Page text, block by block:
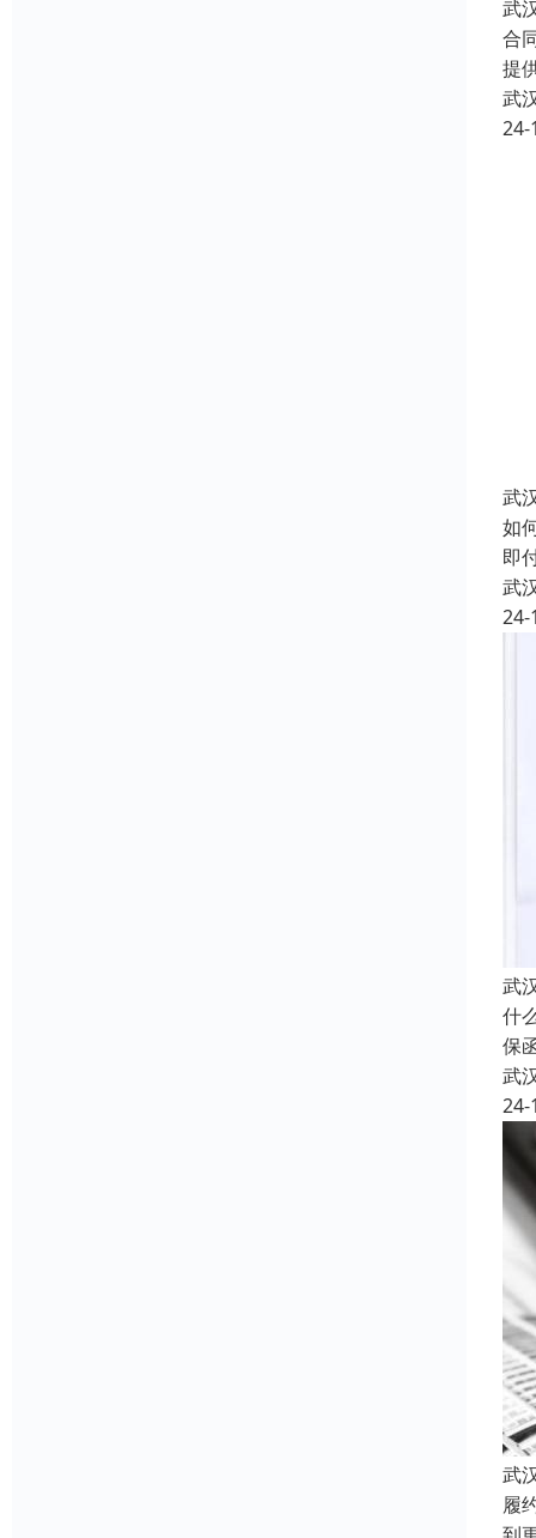
武
合
提
武
24-
武
如
即
武
24-
武
什
保
武
24-
武
履